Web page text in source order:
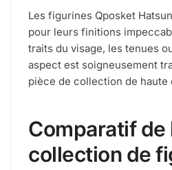
Les figurines Qposket
pour leurs finitions
traits du visage, les tenues
aspect est soigneusement
pièce de collection de haute
Comparatif de
collection de